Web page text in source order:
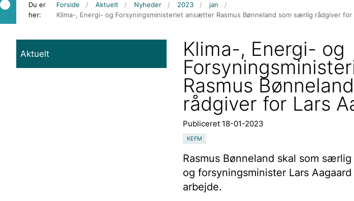
Du er
her:
Forside Aktuelt Nyheder 2023
jan
Klima-, Energi- og Forsyningsministeriet ansætter Rasmus Bønneland som særlig rådgiver for
Aktuelt Klima-, Energi- og
Rasmus
rådgiver for Lars
Publiceret 18-01-2023
KEFM
Rasmus Bønneland skal som
og forsyningsminister Lars
arbejde.